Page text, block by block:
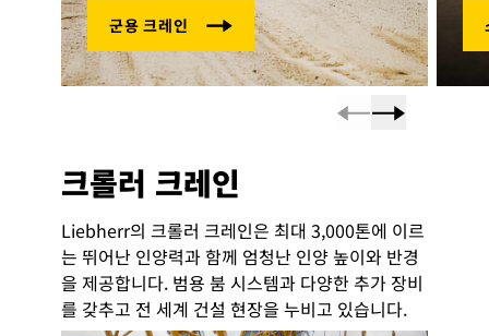
크롤러 크레인
Liebherr의 크롤러 크레인은 최대 3,000톤에 이르
는 뛰어난 인양력과 함께 엄청난 인양 높이와 반경
을 제공합니다. 범용 붐 시스템과 다양한 추가 장비
를 갖추고 전 세계 건설 현장을 누비고 있습니다.